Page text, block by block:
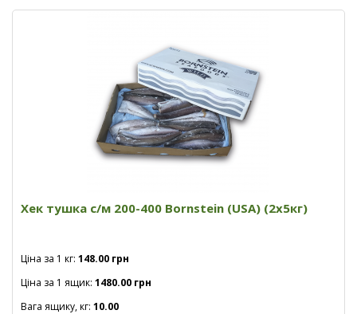
Хек тушка с/м 200-400 Bornstein (USA) (2x5кг)
Ціна за 1 кг: 148.00 грн
Ціна за 1 ящик: 1480.00 грн
Вага ящику, кг: 10.00